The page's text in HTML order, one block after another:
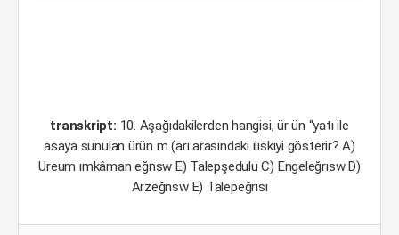
transkript: 10. Aşağıdakilerden hangisi, ür ün “yatı ile
asaya sunulan ürün m (arı arasındakı ılıskıyi gösterir? A)
Ureum ımkâman eğnsw E) Talepşedulu C) Engeleğrısw D)
Arzeğnsw E) Talepeğrısı